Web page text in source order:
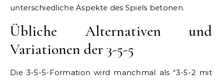
unterschiedliche Aspekte des Spiels betonen.
Übliche Alternativen und
Variationen der 3-5-5
Die 3-5-5-Formation wird manchmal als “3-5-2 mit